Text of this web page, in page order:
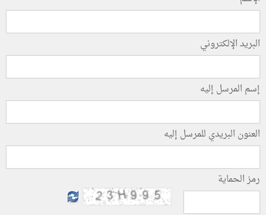
البريد الإلكتروني
إسم المرسل إليه
العنون البريدي للمرسل إليه
رمز الحماية